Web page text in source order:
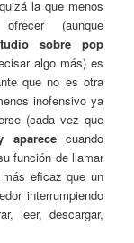
la que menos
(aunque
sobre pop
algo más) es
que no es otra
inofensivo ya
(cada vez que
aparececuando
función de llamar
eficaz que un
interrumpiendo
leer, descargar,